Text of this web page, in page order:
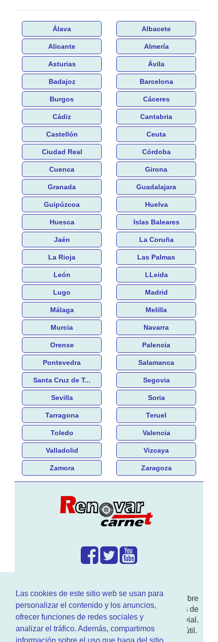
Las cookies de este sitio web se usan para
personalizar el contenido y los anuncios,
ofrecer funciones de redes sociales y
analizar el tráfico. Además, compartimos
Álava Albacete
Alicante Almería
Asturias Ávila
Badajoz Barcelona
Burgos Cáceres
Cádiz Cantabria
Castellón Ceuta
Ciudad Real Córdoba
Cuenca Girona
Granada Guadalajara
Guipúzcoa Huelva
Huesca Islas Baleares
Jaén La Coruña
La Rioja Las Palmas
León LLeida
Lugo Madrid
Málaga Melilla
Murcia Navarra
Orense Palencia
Pontevedra Salamanca
Santa Cruz de T... Segovia
Sevilla Soria
Tarragona Teruel
Toledo Valencia
Valladolid Vizcaya
Zamora Zaragoza
Enwww.RenovarCarnet.comTe contamos sobre
larenovación del permisode conducir, noticias de
actualidad motor y sobre todo seguridad vial.
Ademas tenemos todo tipo de información DGT útil.